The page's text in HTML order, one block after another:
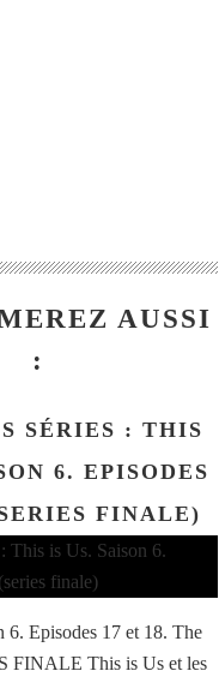
AUSSI
:
SÉRIES : THIS
6. EPISODES
FINALE)
6. Episodes 17 et 18. The
FINALE This is Us et les